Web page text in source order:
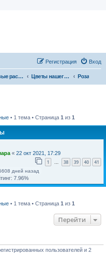
Вход
Регистрация
Садовые растения Цветы нашего сада Роза
• 1 тема • Страница 1 из 1
« 22 окт 2021, 17:29
1 … 38 39 40 41
дней назад
7.96%
• 1 тема • Страница 1 из 1
Перейти
пользователей и 2